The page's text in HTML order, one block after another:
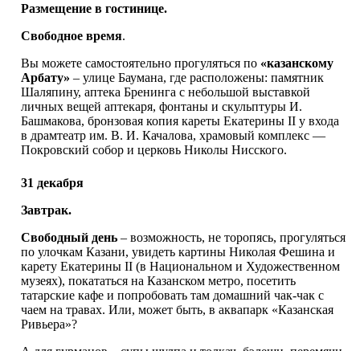
Размещение в гостинице.
Свободное время.
Вы можете самостоятельно прогуляться по «казанскому
Арбату» – улице Баумана, где расположены: памятник
Шаляпину, аптека Бренинга с небольшой выставкой
личных вещей аптекаря, фонтаны и скульптуры И.
Башмакова, бронзовая копия кареты Екатерины II у входа
в драмтеатр им. В. И. Качалова, храмовый комплекс —
Покровский собор и церковь Николы Нисского.
31 декабря
Завтрак.
Свободный день – возможность, не торопясь, прогуляться
по улочкам Казани, увидеть картины Николая Фешина и
карету Екатерины II (в Национальном и Художественном
музеях), покататься на Казанском метро, посетить
татарские кафе и попробовать там домашний чак-чак с
чаем на травах. Или, может быть, в аквапарк «Казанская
Ривьера»?